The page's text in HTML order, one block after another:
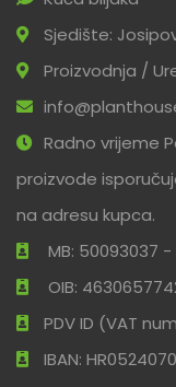
Sjedište:
Proizvodnja /
Radno vrijeme
proizvode
na adresu kupca.
MB: 50093037 -
OIB:
PDV ID (VAT
IBAN: